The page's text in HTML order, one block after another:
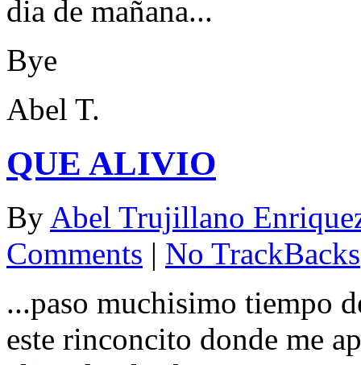
dia de mañana...
Bye
Abel T.
QUE ALIVIO
By Abel Trujillano
Comments | No TrackBacks
...paso muchisimo tiempo
este rinconcito donde me